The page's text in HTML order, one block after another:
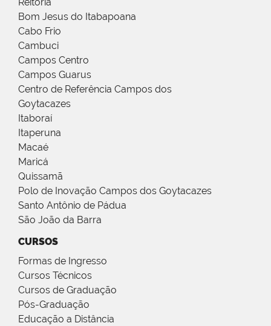
Reitoria
Bom Jesus do Itabapoana
Cabo Frio
Cambuci
Campos Centro
Campos Guarus
Centro de Referência Campos dos
Goytacazes
Itaboraí
Itaperuna
Macaé
Maricá
Quissamã
Polo de Inovação Campos dos Goytacazes
Santo Antônio de Pádua
São João da Barra
CURSOS
Formas de Ingresso
Cursos Técnicos
Cursos de Graduação
Pós-Graduação
Educação a Distância